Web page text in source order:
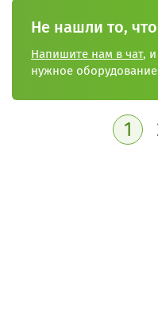
Не нашли то,
Напишите нам в чат,
нужное
1